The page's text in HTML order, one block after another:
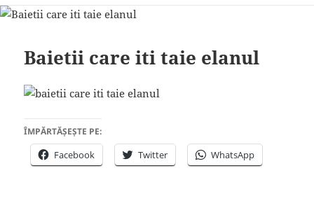
Baietii care iti taie elanul
ÎMPĂRTĂȘEȘTE PE:
Facebook Twitter WhatsApp